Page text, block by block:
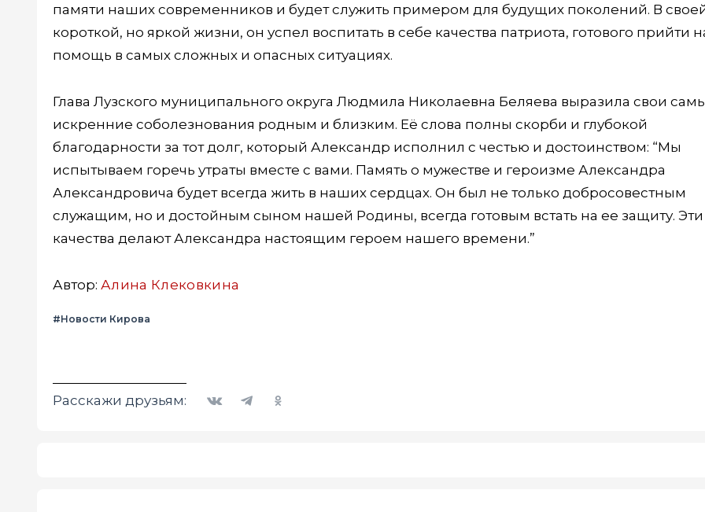
памяти наших современников и будет служить примером для будущих поколений. В
короткой, но яркой жизни, он успел воспитать в себе качества патриота, готового прийти
помощь в самых сложных и опасных ситуациях.
Глава Лузского муниципального округа Людмила Николаевна Беляева выразила свои
искренние соболезнования родным и близким. Её слова полны скорби и глубокой
благодарности за тот долг, который Александр исполнил с честью и достоинством: “Мы
испытываем горечь утраты вместе с вами. Память о мужестве и героизме Александра
Александровича будет всегда жить в наших сердцах. Он был не только добросовестным
служащим, но и достойным сыном нашей Родины, всегда готовым встать на ее защиту. Эти
качества делают Александра настоящим героем нашего времени.”
Автор: Алина Клековкина
#Новости Кирова
Расскажи друзьям: